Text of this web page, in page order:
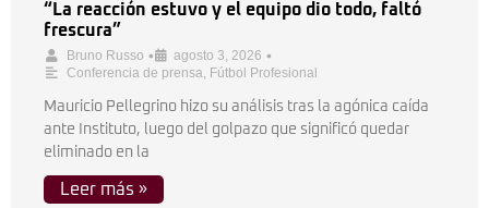
“La reacción estuvo y el equipo dio todo, faltó
frescura”
Bruno Russo • agosto 3, 2026 •
Conferencia de prensa, Fútbol Profesional
Mauricio Pellegrino hizo su análisis tras la agónica caída
ante Instituto, luego del golpazo que significó quedar
eliminado en la
Leer más »